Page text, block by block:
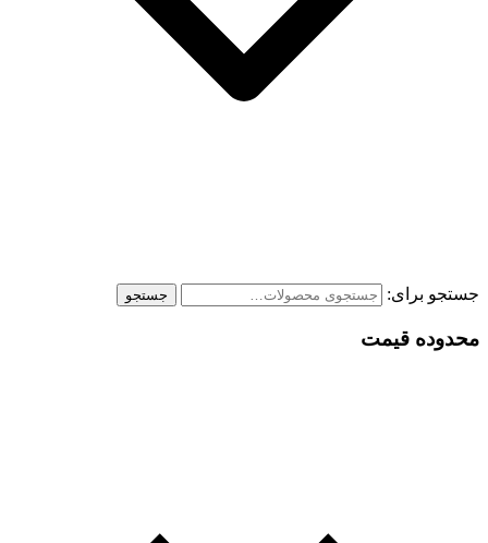
جستجو برای: جستجو
محدوده قیمت